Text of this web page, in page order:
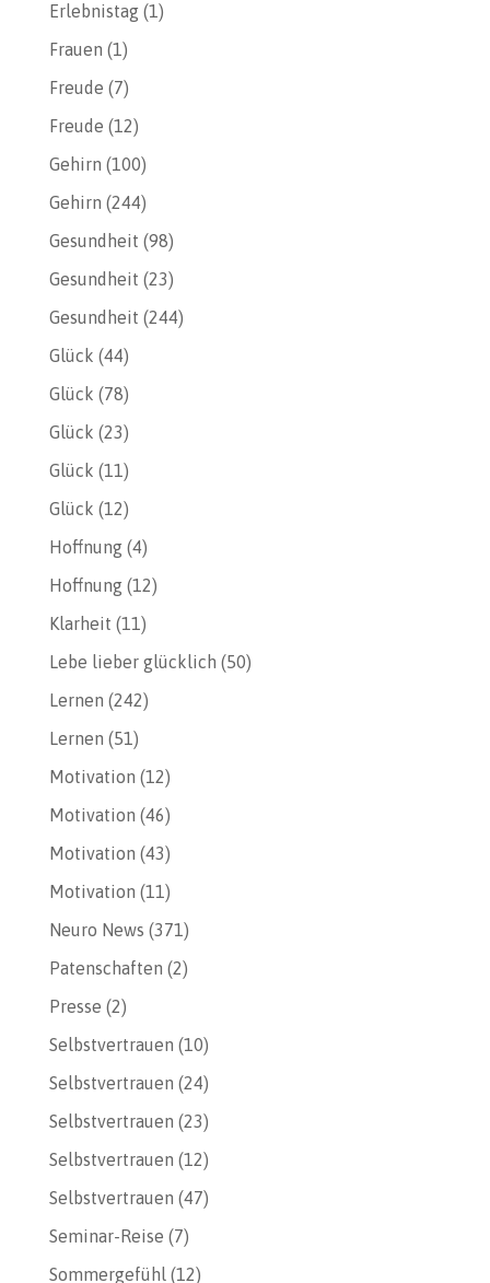
Erlebnistag(1)
Frauen (1)
Freude (7)
Freude (12)
Gehirn (100)
Gehirn (244)
Gesundheit (98)
Gesundheit (23)
Gesundheit (244)
Glück (44)
Glück (78)
Glück (23)
Glück (11)
Glück (12)
Hoffnung(4)
Hoffnung(12)
Klarheit (11)
Lebe lieber glücklich (50)
Lernen (242)
Lernen (51)
Motivation (12)
Motivation (46)
Motivation (43)
Motivation (11)
Neuro News (371)
Patenschaften (2)
Presse (2)
Selbstvertrauen (10)
Selbstvertrauen (24)
Selbstvertrauen (23)
Selbstvertrauen (12)
Selbstvertrauen (47)
Seminar-Reise (7)
Sommergefühl(12)